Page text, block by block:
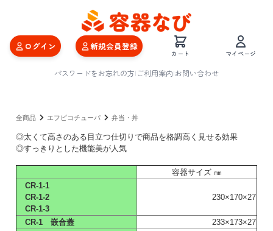
ログイン 新規会員登録
カート マイページ
パスワードをお忘れの方|ご利用案内|お問い合わせ
全商品 エフピコチューパ 弁当・丼
◎太くて高さのある目立つ仕切りで商品を格調高く見せる効果
◎すっきりとした機能美が人気
容器サイズ ㎜
CR-1-1
CR-1-2
CR-1-3
230×170×27
CR-1 嵌合蓋
233×173×27